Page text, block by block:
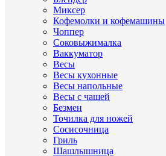
Миксер
Кофемолки и кофемашины
Чоппер
Соковыжималка
Ваккуматор
Весы
Весы кухонные
Весы напольные
Весы с чашей
Безмен
Точилка для ножей
Сосисочница
Гриль
Шашлышница